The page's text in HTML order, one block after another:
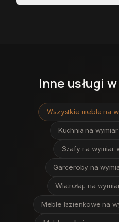
Inne usługi
Wszystkie meble na
Kuchnia na wymiar
Szafy na wymiar
Garderoby na
Wiatrołap na
Meble łazienkowe na